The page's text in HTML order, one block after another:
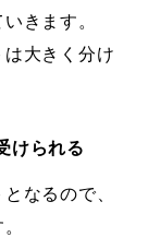
きます。
大きく分け
けられる
なるので、